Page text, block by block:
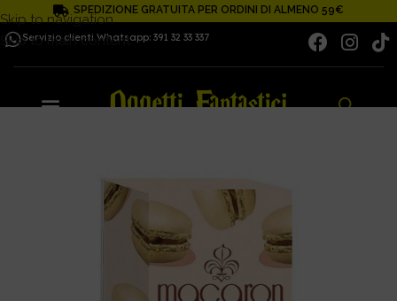
Skip to navigation
Skip to main content
SPEDIZIONE GRATUITA PER ORDINI DI ALMENO 59€
Servizio clienti Whatsapp: 391 32 33 337